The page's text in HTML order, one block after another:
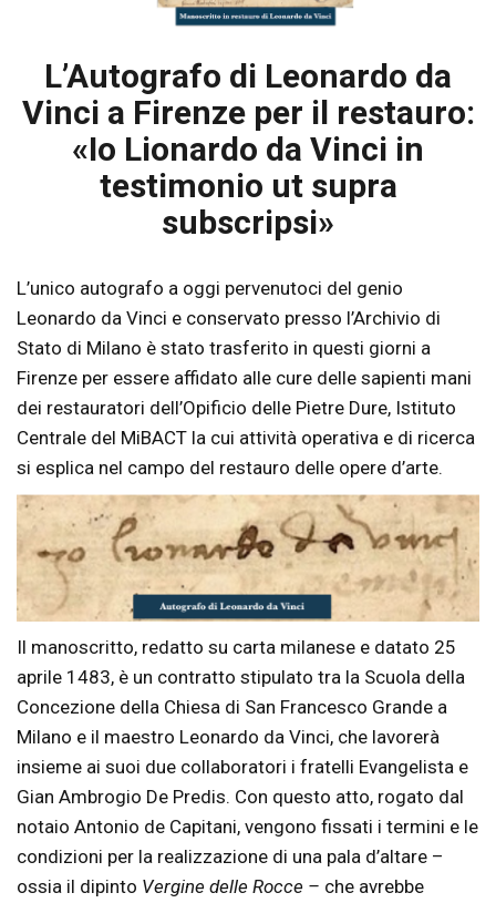
L’Autografo di Leonardo da
Vinci a Firenze per il restauro:
«Io Lionardo da Vinci in
testimonio ut supra
subscripsi»
L’unico autografo a oggi pervenutoci del genio
Leonardo da Vinci e conservato presso l’Archivio di
Stato di Milano è stato trasferito in questi giorni a
Firenze per essere affidato alle cure delle sapienti mani
dei restauratori dell’Opificio delle Pietre Dure, Istituto
Centrale del MiBACT la cui attività operativa e di ricerca
si esplica nel campo del restauro delle opere d’arte.
Il manoscritto, redatto su carta milanese e datato 25
aprile 1483, è un contratto stipulato tra la Scuola della
Concezione della Chiesa di San Francesco Grande a
Milano e il maestro Leonardo da Vinci, che lavorerà
insieme ai suoi due collaboratori i fratelli Evangelista e
Gian Ambrogio De Predis. Con questo atto, rogato dal
notaio Antonio de Capitani, vengono fissati i termini e le
condizioni per la realizzazione di una pala d’altare –
ossia il dipinto Vergine delle Rocce – che avrebbe